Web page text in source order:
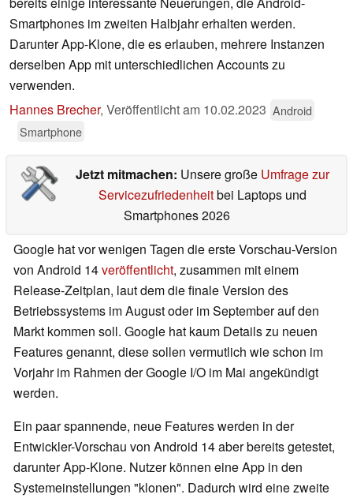
Smartphones im zweiten Halbjahr erhalten werden.
Darunter App-Klone, die es erlauben, mehrere Instanzen
derselben App mit unterschiedlichen Accounts zu
verwenden.
Hannes Brecher, Veröffentlicht am 10.02.2023 Android
Smartphone
Jetzt mitmachen: Unsere große Umfrage zur
Servicezufriedenheitbei Laptops und
Smartphones 2026
Google hat vor wenigen Tagen die erste Vorschau-Version
von Android 14veröffentlicht, zusammen mit einem
Release-Zeitplan, laut dem die finale Version des
Betriebssystems im August oder im September auf den
Markt kommen soll. Google hat kaum Details zu neuen
Features genannt, diese sollen vermutlich wie schon im
Vorjahr im Rahmen der Google I/O im Mai angekündigt
werden.
Ein paar spannende, neue Features werden in der
Entwickler-Vorschau von Android 14 aber bereits getestet,
darunter App-Klone. Nutzer können eine App in den
Systemeinstellungen "klonen". Dadurch wird eine zweite